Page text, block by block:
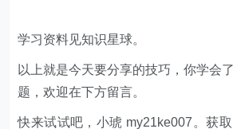
学习资料见知识星球。
以上就是今天要分享的技巧，你学会
题，欢迎在下方留言。
快来试试吧，小琥 my21ke007。获